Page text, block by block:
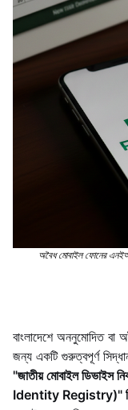
অবৈধ মোবাইল ফোনের
বাংলাদেশে অননুমোদিত বা
জন্য একটি গুরুত্বপূর্ণ
"জাতীয় মোবাইল
Identity Registry)"